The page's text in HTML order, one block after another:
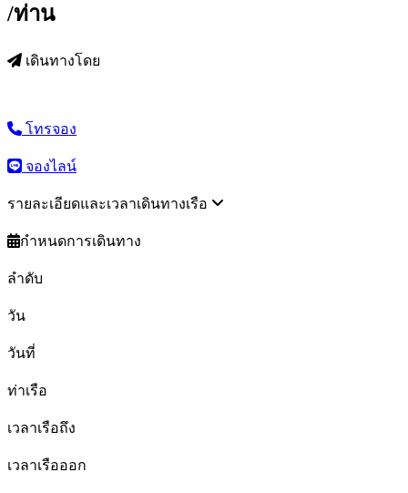
/ท่าน
เดินทางโดย
โทรจอง
จองไลน์
รายละเอียดและเวลาเดินทางเรือ
กำหนดการเดินทาง
ลำดับ
วัน
วันที่
ท่าเรือ
เวลาเรือถึง
เวลาเรือออก